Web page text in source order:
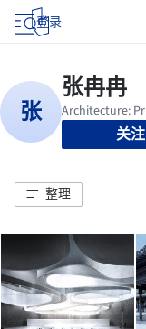
登录
关注
整理